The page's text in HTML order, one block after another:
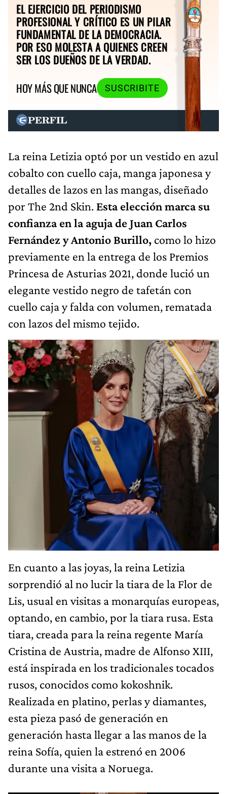
EL EJERCICIO DEL PERIODISMO
PROFESIONAL Y CRÍTICO ES UN PILAR
FUNDAMENTAL DE LA DEMOCRACIA.
POR ESO MOLESTA A QUIENES CREEN
SER LOS DUEÑOS DE LA VERDAD.
HOY MÁS QUE NUNCA
SUSCRIBITE
La reina Letizia optó por un vestido en azul
cobalto con cuello caja, manga japonesa y
detalles de lazos en las mangas, diseñado
por The 2nd Skin. Esta elección marca su
confianza en la aguja de Juan Carlos
Fernández y Antonio Burillo, como lo hizo
previamente en la entrega de los Premios
Princesa de Asturias 2021, donde lució un
elegante vestido negro de tafetán con
cuello caja y falda con volumen, rematada
con lazos del mismo tejido.
En cuanto a las joyas, la reina Letizia
sorprendió al no lucir la tiara de la Flor de
Lis, usual en visitas a monarquías europeas,
optando, en cambio, por la tiara rusa. Esta
tiara, creada para la reina regente María
Cristina de Austria, madre de Alfonso XIII,
está inspirada en los tradicionales tocados
rusos, conocidos como kokoshnik.
Realizada en platino, perlas y diamantes,
esta pieza pasó de generación en
generación hasta llegar a las manos de la
reina Sofía, quien la estrenó en 2006
durante una visita a Noruega.